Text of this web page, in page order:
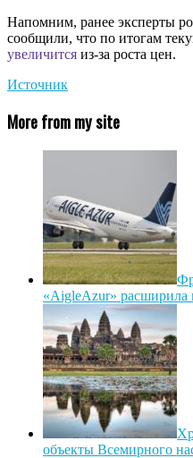
Напомним, ранее эксперты
сообщили, что по итогам
увеличится из-за роста цен.
Источник
More from my site
«AigleAzur»
объекты Всемирного